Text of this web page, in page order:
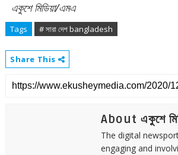
একুশে মিডিয়া/এমএ
Tags # সারা দেশ bangladesh
Share This
About একুশে
The digital
engaging and